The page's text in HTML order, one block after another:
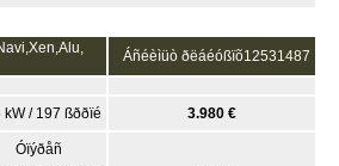
Áñéèìüò ðëáéóßïõ12531487
kW / 197 ßððïé 3.980 €
Óïýðåñ